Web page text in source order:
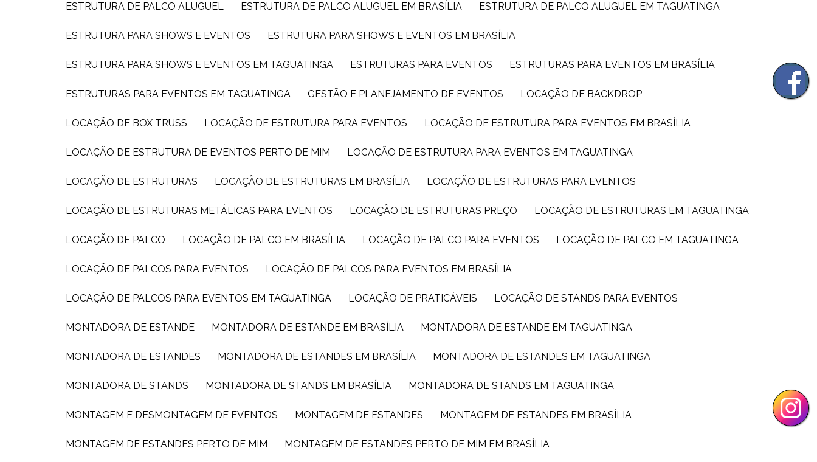
ESTRUTURA DE PALCO ALUGUEL ESTRUTURA DE PALCO ALUGUEL EM BRASÍLIA ESTRUTURA DE PALCO ALUGUEL EM TAGUATINGA
ESTRUTURA PARA SHOWS E EVENTOS ESTRUTURA PARA SHOWS E EVENTOS EM BRASÍLIA
ESTRUTURA PARA SHOWS E EVENTOS EM TAGUATINGA ESTRUTURAS PARA EVENTOS ESTRUTURAS PARA EVENTOS EM BRASÍLIA
ESTRUTURAS PARA EVENTOS EM TAGUATINGA GESTÃO E PLANEJAMENTO DE EVENTOS LOCAÇÃO DE BACKDROP
LOCAÇÃO DE BOX TRUSS LOCAÇÃO DE ESTRUTURA PARA EVENTOS LOCAÇÃO DE ESTRUTURA PARA EVENTOS EM BRASÍLIA
LOCAÇÃO DE ESTRUTURA DE EVENTOS PERTO DE MIM LOCAÇÃO DE ESTRUTURA PARA EVENTOS EM TAGUATINGA
LOCAÇÃO DE ESTRUTURAS LOCAÇÃO DE ESTRUTURAS EM BRASÍLIA LOCAÇÃO DE ESTRUTURAS PARA EVENTOS
LOCAÇÃO DE ESTRUTURAS METÁLICAS PARA EVENTOS LOCAÇÃO DE ESTRUTURAS PREÇO LOCAÇÃO DE ESTRUTURAS EM TAGUATINGA
LOCAÇÃO DE PALCO LOCAÇÃO DE PALCO EM BRASÍLIA LOCAÇÃO DE PALCO PARA EVENTOS LOCAÇÃO DE PALCO EM TAGUATINGA
LOCAÇÃO DE PALCOS PARA EVENTOS LOCAÇÃO DE PALCOS PARA EVENTOS EM BRASÍLIA
LOCAÇÃO DE PALCOS PARA EVENTOS EM TAGUATINGA LOCAÇÃO DE PRATICÁVEIS LOCAÇÃO DE STANDS PARA EVENTOS
MONTADORA DE ESTANDE MONTADORA DE ESTANDE EM BRASÍLIA MONTADORA DE ESTANDE EM TAGUATINGA
MONTADORA DE ESTANDES MONTADORA DE ESTANDES EM BRASÍLIA MONTADORA DE ESTANDES EM TAGUATINGA
MONTADORA DE STANDS MONTADORA DE STANDS EM BRASÍLIA MONTADORA DE STANDS EM TAGUATINGA
MONTAGEM E DESMONTAGEM DE EVENTOS MONTAGEM DE ESTANDES MONTAGEM DE ESTANDES EM BRASÍLIA
MONTAGEM DE ESTANDES PERTO DE MIM MONTAGEM DE ESTANDES PERTO DE MIM EM BRASÍLIA